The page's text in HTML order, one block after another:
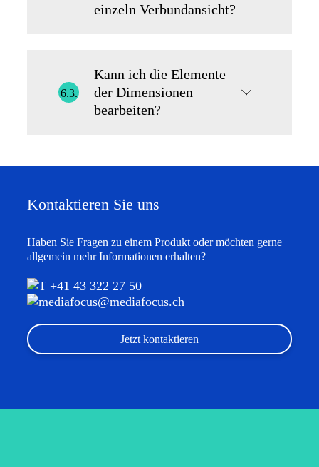
einzeln Verbundansicht?
6.3.
Kann ich die Elemente
der Dimensionen
bearbeiten?
Kontaktieren Sie uns
Haben Sie Fragen zu einem Produkt oder möchten gerne
allgemein mehr Informationen erhalten?
T +41 43 322 27 50
mediafocus@mediafocus.ch